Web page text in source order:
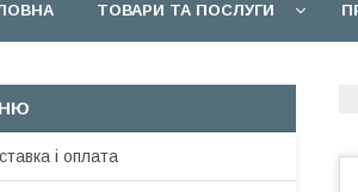
ТОВАРИ ТА ПОСЛУГИ
і оплата